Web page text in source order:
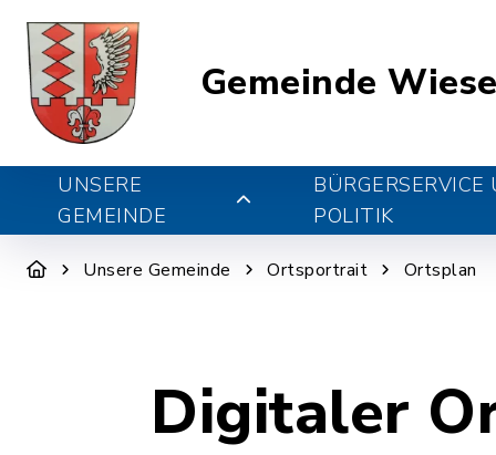
Gemeinde
UNSERE
GEMEINDE
BÜRGERSERVICE
POLITIK
Unsere Gemeinde Ortsportrait Ortsplan
Digitaler